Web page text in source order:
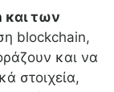
και των
blockchain,
και να
στοιχεία,